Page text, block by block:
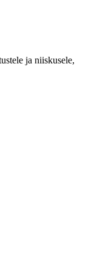
ja niiskusele,